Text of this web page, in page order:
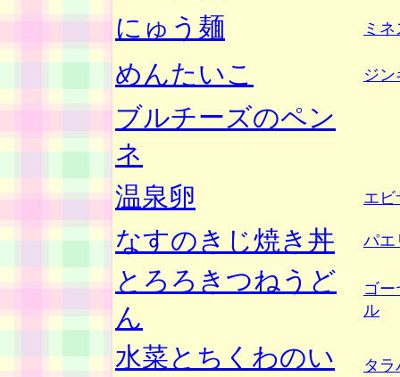
にゅう麺 ミ
めんたいこ ジ
ブルチーズのペン
ネ
温泉卵
エビ
なすのきじ焼き丼 パエ
とろろきつねうど
ん
ゴ
ル
水菜とちくわのい
タ